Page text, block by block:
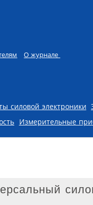
О журнале
силовой электроники
Измерительные